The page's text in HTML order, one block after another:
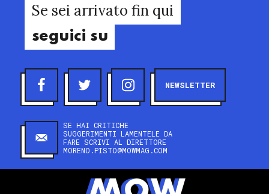
Se sei arrivato fin qui
seguici su
NEWSLETTER
SE HAI CRITICHE
SUGGERIMENTI LAMENTELE DA
FARE SCRIVI AL DIRETTORE
MORENO.PISTO@MOWMAG.COM